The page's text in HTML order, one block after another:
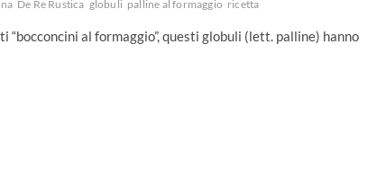
De Re Rustica globuli palline al formaggio ricetta
al formaggio”, questi globuli (lett. palline) hanno